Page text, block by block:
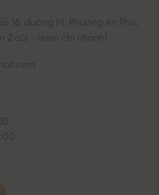
16, đường M, Phường An Phú,
2 cũ) - (xem chi nhánh)